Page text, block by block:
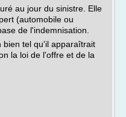
au jour du sinistre. Elle
(automobile ou
de l'indemnisation.
bien tel qu'il apparaîtrait
la loi de l'offre et de la